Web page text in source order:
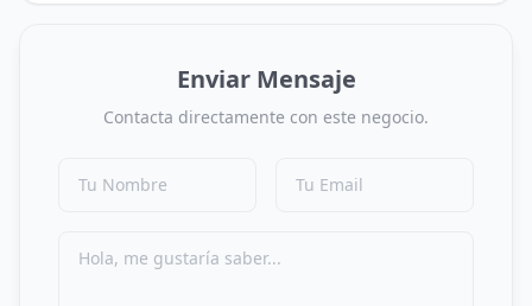
Enviar Mensaje
Contacta directamente con este negocio.